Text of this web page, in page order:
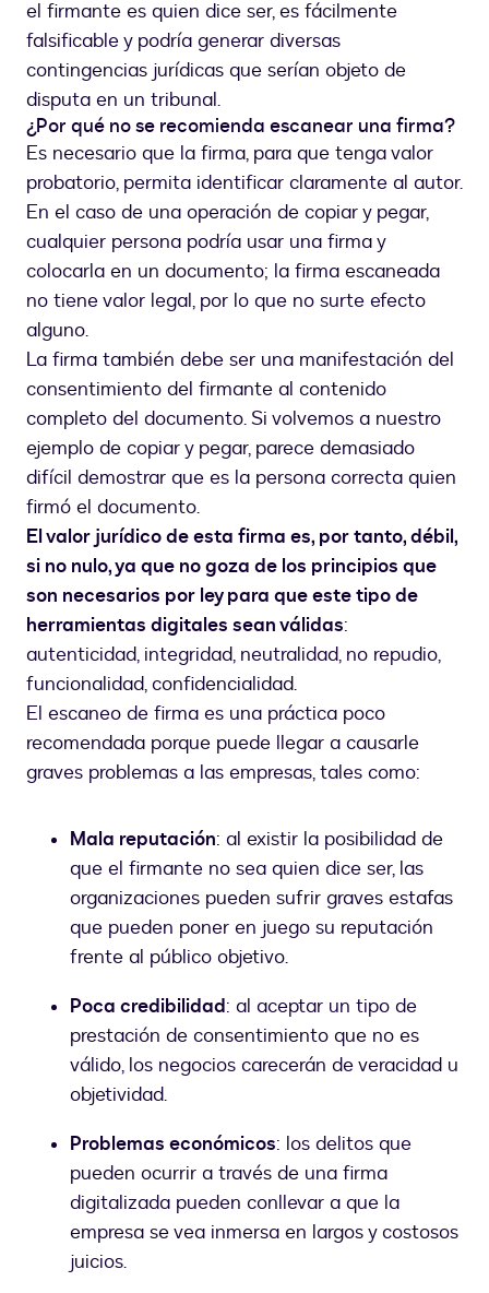
el firmante es quien dice ser, es fácilmente
falsificable y podría generar diversas
contingencias jurídicas que serían objeto de
disputa en un tribunal.
¿Por qué no se recomienda escanear una firma?
Es necesario que la firma, para que tenga valor
probatorio, permita identificar claramente al autor.
En el caso de una operación de copiar y pegar,
cualquier persona podría usar una firma y
colocarla en un documento; la firma escaneada
no tiene valor legal, por lo que no surte efecto
alguno.
La firma también debe ser una manifestación del
consentimiento del firmante al contenido
completo del documento. Si volvemos a nuestro
ejemplo de copiar y pegar, parece demasiado
difícil demostrar que es la persona correcta quien
firmó el documento.
El valor jurídico de esta firma es, por tanto, débil,
si no nulo, ya que no goza de los principios que
son necesarios por ley para que este tipo de
herramientas digitales sean válidas:
autenticidad, integridad, neutralidad, no repudio,
funcionalidad, confidencialidad.
El escaneo de firma es una práctica poco
recomendada porque puede llegar a causarle
graves problemas a las empresas, tales como:
Mala reputación: al existir la posibilidad de
que el firmante no sea quien dice ser, las
organizaciones pueden sufrir graves estafas
que pueden poner en juego su reputación
frente al público objetivo.
Poca credibilidad: al aceptar un tipo de
prestación de consentimiento que no es
válido, los negocios carecerán de veracidad u
objetividad.
Problemas económicos: los delitos que
pueden ocurrir a través de una firma
digitalizada pueden conllevar a que la
empresa se vea inmersa en largos y costosos
juicios.